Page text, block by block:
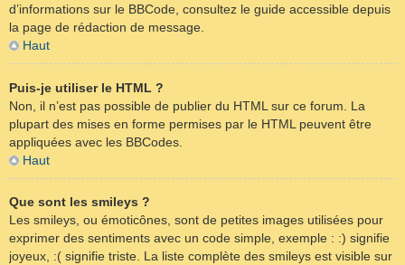
d’informations sur le BBCode, consultez le guide accessible depuis
la page de rédaction de message.
Haut
Puis-je utiliser le HTML ?
Non, il n’est pas possible de publier du HTML sur ce forum. La
plupart des mises en forme permises par le HTML peuvent être
appliquées avec les BBCodes.
Haut
Que sont les smileys ?
Les smileys, ou émoticônes, sont de petites images utilisées pour
exprimer des sentiments avec un code simple, exemple : :) signifie
joyeux, :( signifie triste. La liste complète des smileys est visible sur